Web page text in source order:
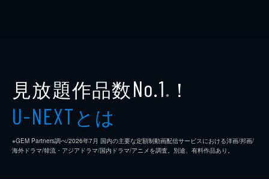
見放題作品数No.1 ※ ！
U-NEXTとは
※GEM Partners調べ/2026年7⽉ 国内の主要な定額制動画配信サービスにおける洋画/邦画/
海外ドラマ/韓流・アジアドラマ/国内ドラマ/アニメを調査。別途、有料作品あり。